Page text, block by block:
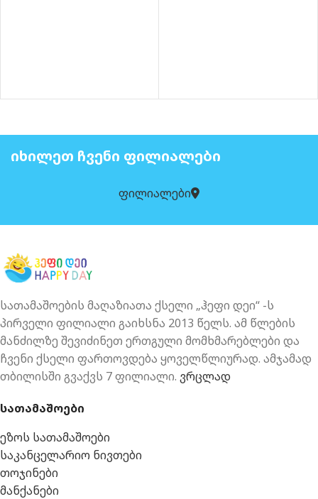
ᲘᲮᲘᲚᲔᲗ ᲩᲕᲔᲜᲘ ᲤᲘᲚᲘᲐᲚᲔᲑᲘ
ფილიალები
სათამაშოების მაღაზიათა ქსელი „ჰეფი დეი“ -ს
პირველი ფილიალი გაიხსნა 2013 წელს. ამ წლების
მანძილზე შევიძინეთ ერთგული მომხმარებლები და
ჩვენი ქსელი ფართოვდება ყოველწლიურად. ამჯამად
თბილისში გვაქვს 7 ფილიალი. ვრცლად
სათამაშოები
ეზოს სათამაშოები
საკანცელარიო ნივთები
თოჯინები
მანქანები